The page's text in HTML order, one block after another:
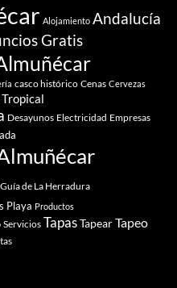
Alojamiento Andalucía
Gratis
casco histórico Cenas Cervezas
Desayunos Electricidad Empresas
Guía de La Herradura
Playa Productos
Servicios TapasTapearTapeo